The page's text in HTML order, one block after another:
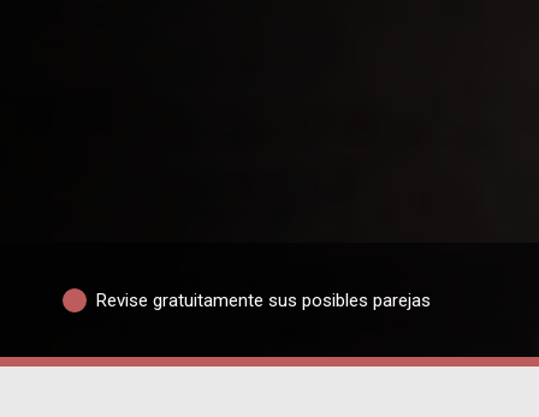
Revise gratuitamente sus posibles parejas